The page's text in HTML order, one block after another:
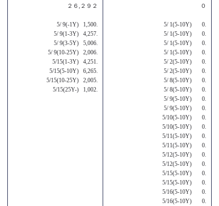
２６,２９２
5/ 9(-1Y) 1,500.
5/ 9(1-3Y) 4,257.
5/ 9(3-5Y) 5,006.
5/ 9(10-25Y) 2,006.
5/15(1-3Y) 4,251.
5/15(5-10Y) 6,265.
5/15(10-25Y) 2,005.
5/15(25Y-) 1,002.
０
5/ 1(5-10Y) 0.
5/ 1(5-10Y) 0.
5/ 1(5-10Y) 0.
5/ 1(5-10Y) 0.
5/ 2(5-10Y) 0.
5/ 2(5-10Y) 0.
5/ 8(5-10Y) 0.
5/ 8(5-10Y) 0.
5/ 9(5-10Y) 0.
5/ 9(5-10Y) 0.
5/10(5-10Y) 0.
5/10(5-10Y) 0.
5/11(5-10Y) 0.
5/11(5-10Y) 0.
5/12(5-10Y) 0.
5/12(5-10Y) 0.
5/15(5-10Y) 0.
5/15(5-10Y) 0.
5/16(5-10Y) 0.
5/16(5-10Y) 0.